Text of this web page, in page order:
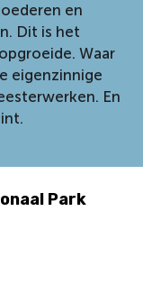
en
Dit is het
Waar
eigenzinnige
En
Park